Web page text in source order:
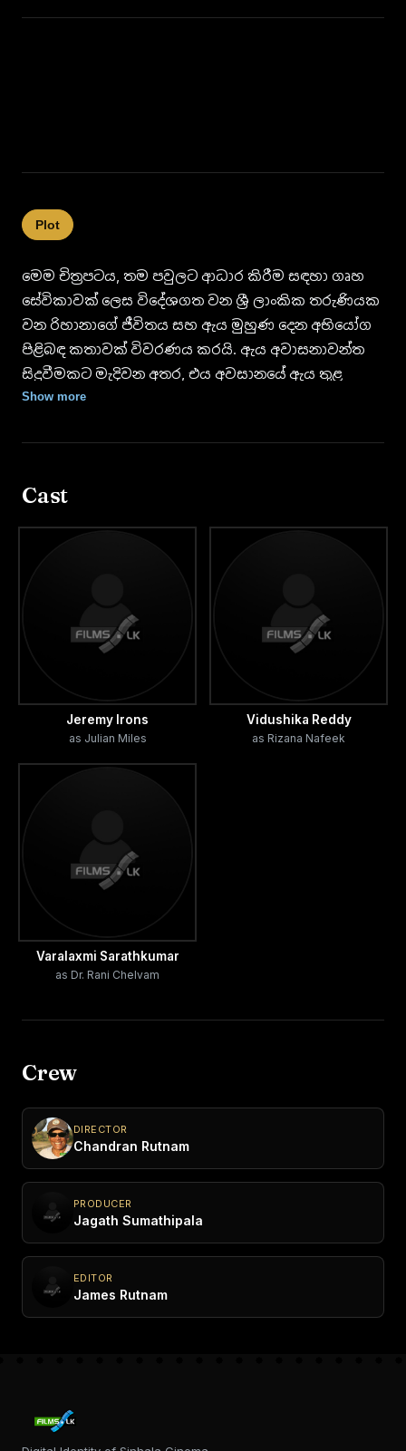
Plot
මෙම චිත්‍රපටය, තම පවුලට ආධාර කිරීම සඳහා ගෘහ
සේවිකාවක් ලෙස විදේශගත වන ශ්‍රී ලාංකික තරුණියක
වන රිහානාගේ ජීවිතය සහ ඇය මුහුණ දෙන අභියෝග
පිළිබඳ කතාවක් විවරණය කරයි. ඇය අවාසනාවන්ත
සිදුවීමකට මැදිවන අතර, එය අවසානයේ ඇය තුළ
ඇතිවන වැරදි විශ්වාසයකට සහ ඇගේ මරණයට ද
ආසියාවේ තරුණ කාන්තා විදේශ ශ්‍රමිකයන් මුහුණ දෙන
Show more
Cast
Jeremy Irons
as Julian Miles
Vidushika Reddy
as Rizana Nafeek
Varalaxmi Sarathkumar
as Dr. Rani Chelvam
Crew
DIRECTOR
Chandran Rutnam
PRODUCER
Jagath Sumathipala
EDITOR
James Rutnam